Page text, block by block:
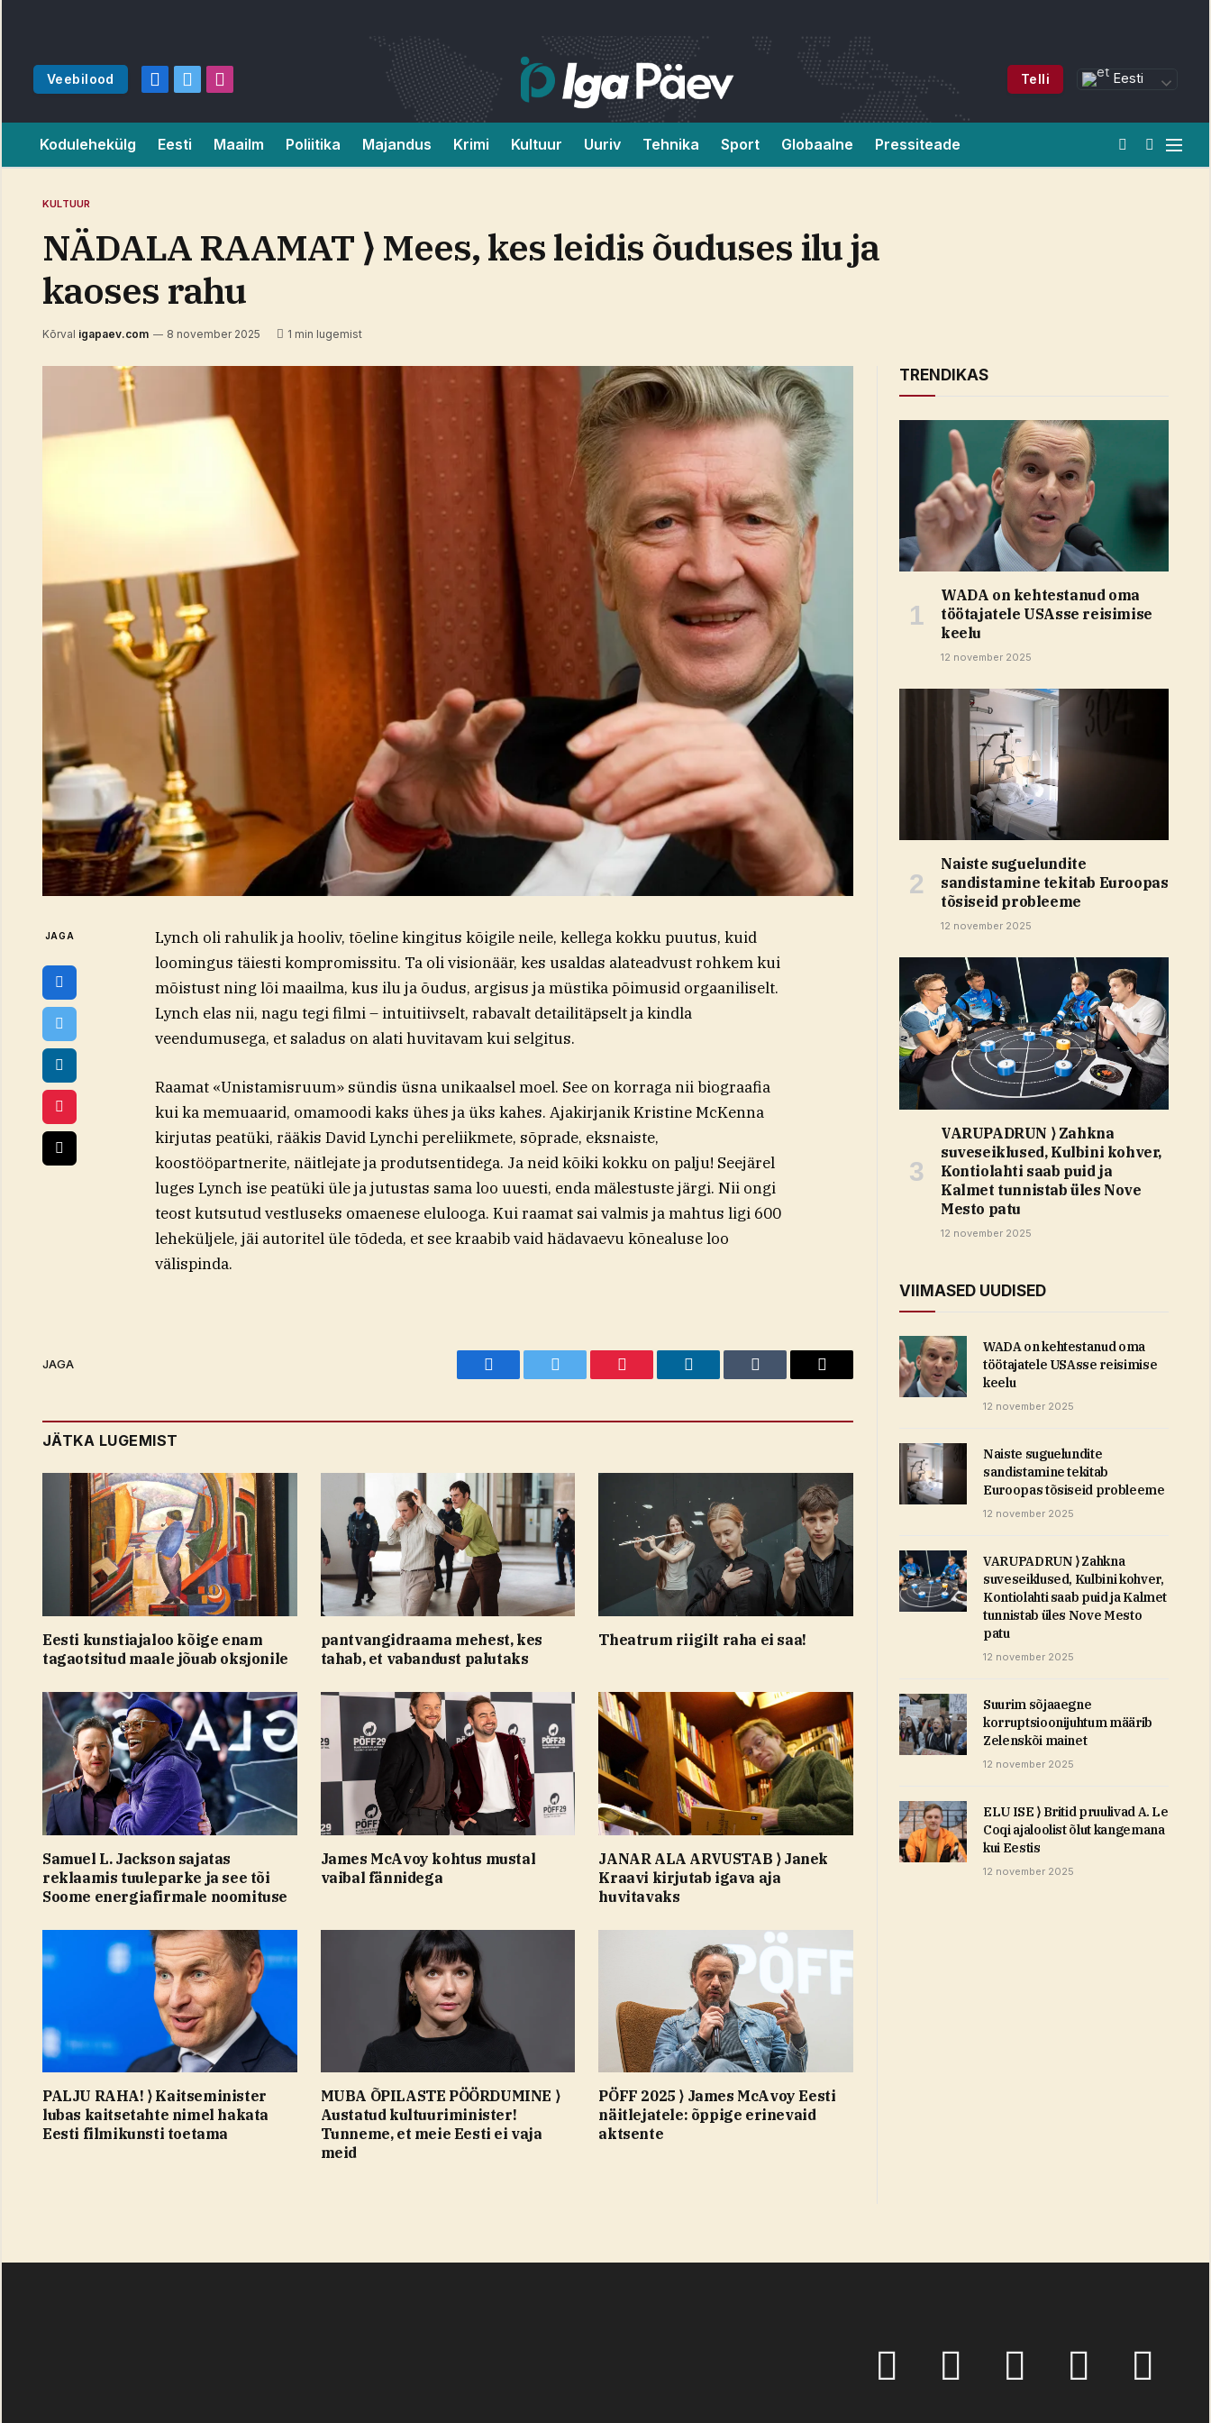
Veebilood
Facebook
X
Instagram
Telli Eesti
Kodulehekülg Eesti Maailm Poliitika Majandus Krimi Kultuur Uuriv Tehnika Sport Globaalne Pressiteade
KULTUUR
NÄDALA RAAMAT ⟩ Mees, kes leidis õuduses ilu ja
kaoses rahu​
Kõrval igapaev.com 8 november 2025 1 min lugemist
JAGA
​Lynch oli rahulik ja hooliv, tõeline kingitus kõigile neile, kellega kokku puutus, kuid
loomingus täiesti kompromissitu. Ta oli visionäär, kes usaldas alateadvust rohkem kui
mõistust ning lõi maailma, kus ilu ja õudus, argisus ja müstika põimusid orgaaniliselt.
Lynch elas nii, nagu tegi filmi – intuitiivselt, rabavalt detailitäpselt ja kindla
veendumusega, et saladus on alati huvitavam kui selgitus.
Raamat «Unistamisruum» sündis üsna unikaalsel moel. See on korraga nii biograafia
kui ka memuaarid, omamoodi kaks ühes ja üks kahes. Ajakirjanik Kristine McKenna
kirjutas peatüki, rääkis David Lynchi pereliikmete, sõprade, eksnaiste,
koostööpartnerite, näitlejate ja produtsentidega. Ja neid kõiki kokku on palju! Seejärel
luges Lynch ise peatüki üle ja jutustas sama loo uuesti, enda mälestuste järgi. Nii ongi
teost kutsutud vestluseks omaenese elulooga. Kui raamat sai valmis ja mahtus ligi 600
leheküljele, jäi autoritel üle tõdeda, et see kraabib vaid hädavaevu kõnealuse loo
välispinda.
JAGA
Facebook Twitter Pinterest LinkedIn Tumblr Email
JÄTKA LUGEMIST
Eesti kunstiajaloo kõige enam
tagaotsitud maale jõuab oksjonile
pantvangidraama mehest, kes
tahab, et vabandust palutaks
Theatrum riigilt raha ei saa!
Samuel L. Jackson sajatas
reklaamis tuuleparke ja see tõi
Soome energiafirmale noomituse
James McAvoy kohtus mustal
vaibal fännidega
JANAR ALA ARVUSTAB ⟩ Janek
Kraavi kirjutab igava aja
huvitavaks
PALJU RAHA! ⟩ Kaitseminister
lubas kaitsetahte nimel hakata
Eesti filmikunsti toetama
MUBA ÕPILASTE PÖÖRDUMINE ⟩
Austatud kultuuriminister!
Tunneme, et meie Eesti ei vaja
meid
PÖFF 2025 ⟩ James McAvoy Eesti
näitlejatele: õppige erinevaid
aktsente
TRENDIKAS
WADA on kehtestanud oma
töötajatele USAsse reisimise
keelu
12 november 2025
Naiste suguelundite
sandistamine tekitab Euroopas
tõsiseid probleeme
12 november 2025
VARUPADRUN ⟩ Zahkna
suveseiklused, Kulbini kohver,
Kontiolahti saab puid ja
Kalmet tunnistab üles Nove
Mesto patu
12 november 2025
VIIMASED UUDISED
WADA on kehtestanud oma
töötajatele USAsse reisimise
keelu
12 november 2025
Naiste suguelundite
sandistamine tekitab
Euroopas tõsiseid probleeme
12 november 2025
VARUPADRUN ⟩ Zahkna
suveseiklused, Kulbini kohver,
Kontiolahti saab puid ja Kalmet
tunnistab üles Nove Mesto
patu
12 november 2025
Suurim sõjaaegne
korruptsioonijuhtum määrib
Zelenskõi mainet
12 november 2025
ELU ISE ⟩ Britid pruulivad A. Le
Coqi ajaloolist õlut kangemana
kui Eestis
12 november 2025
FacebookX
Pinterest TikTok Instagram